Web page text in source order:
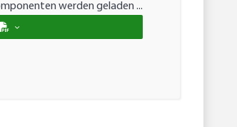
werden geladen ...